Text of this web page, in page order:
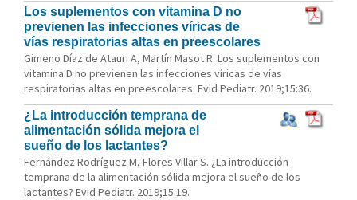
Los suplementos con vitamina D no
previenen las infecciones víricas de
vías respiratorias altas en preescolares
Gimeno Díaz de Atauri A, Martín Masot R. Los suplementos con
vitamina D no previenen las infecciones víricas de vías
respiratorias altas en preescolares. Evid Pediatr. 2019;15:36.
¿La introducción temprana de
alimentación sólida mejora el
sueño de los lactantes?
Fernández Rodríguez M, Flores Villar S. ¿La introducción
temprana de la alimentación sólida mejora el sueño de los
lactantes? Evid Pediatr. 2019;15:19.